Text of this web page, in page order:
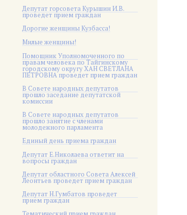
Депутат горсовета Курышин И.В.
проведет прием граждан
Дорогие женщины Кузбасса!
Милые женщины!
Помощник Уполномоченного по
правам человека по Тайгинскому
городскому округу ХАН СВЕТЛАНА
ПЕТРОВНА проведет прием граждан
В Совете народных депутатов
прошло заседание депутатской
комиссии
В Совете народных депутатов
прошло занятие с членами
молодежного парламента
Единый день приема граждан
Депутат Е.Николаева ответит на
вопросы граждан
Депутат областного Совета Алексей
Леонтьев проведет прием граждан
Депутат Н.Гумбатов проведет
прием граждан